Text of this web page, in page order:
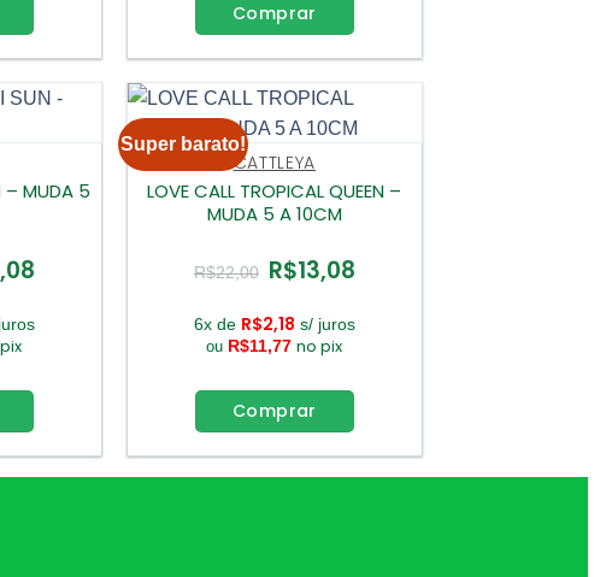
Comprar
– MUDA 5
O
é:
R$13,08.
Super barato!
CATTLEYA
LOVE CALL TROPICAL QUEEN –
MUDA 5 A 10CM
R$22,00 O
preço
era:
R$22,00.
R$13,08
R$13,08.
6x de R$2,18 s/ juros
ou R$11,77 no pix
Comprar